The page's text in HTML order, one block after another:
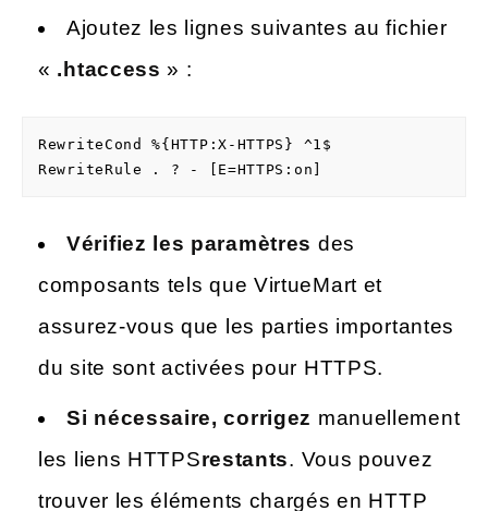
Ajoutez les lignes suivantes au fichier
« .htaccess » :
RewriteCond %{HTTP:X-HTTPS} ^1$
RewriteRule . ? - [E=HTTPS:on]
Vérifiez les paramètres des
composants tels que VirtueMart et
assurez-vous que les parties importantes
du site sont activées pour HTTPS.
Si nécessaire, corrigez manuellement
les liens HTTPSrestants. Vous pouvez
trouver les éléments chargés en HTTP